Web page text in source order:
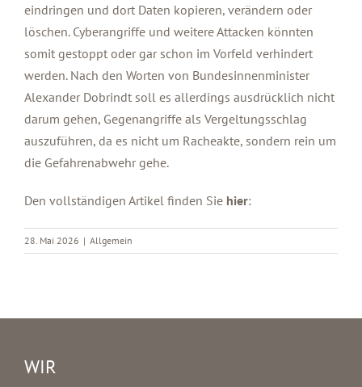
eindringen und dort Daten kopieren, verändern oder
löschen. Cyberangriffe und weitere Attacken könnten
somit gestoppt oder gar schon im Vorfeld verhindert
werden. Nach den Worten von Bundesinnenminister
Alexander Dobrindt soll es allerdings ausdrücklich nicht
darum gehen, Gegenangriffe als Vergeltungsschlag
auszuführen, da es nicht um Racheakte, sondern rein um
die Gefahrenabwehr gehe.
Den vollständigen Artikel finden Sie hier:
28. Mai 2026 | Allgemein
WIR